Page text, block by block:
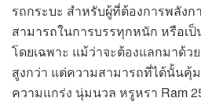
รถกระบะ สำหรับผู้ที่ต้องการพลังก
สามารถในการบรรทุกหนัก หรือเ
โดยเฉพาะ แม้ว่าจะต้องแลกมาด้ว
สูงกว่า แต่ความสามารถที่ได้นั้นคุ้ม
ความแกร่ง นุ่มนวล หรูหรา Ram